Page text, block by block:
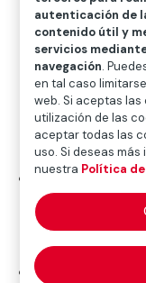
Ayudas a la
Gestión de
Para gestionar el
aportar la
Recibo de
nominal de
bancario a la
de la primera
Certificado de
autenticación de
contenido útil y
servicios
navegación.
en tal caso
web. Si aceptas
utilización de las
aceptar todas las
uso. Si deseas
nuestra Política